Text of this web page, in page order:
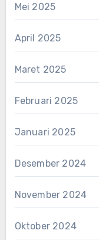
Mei 2025
April 2025
Maret 2025
Februari 2025
Januari 2025
Desember 2024
November 2024
Oktober 2024